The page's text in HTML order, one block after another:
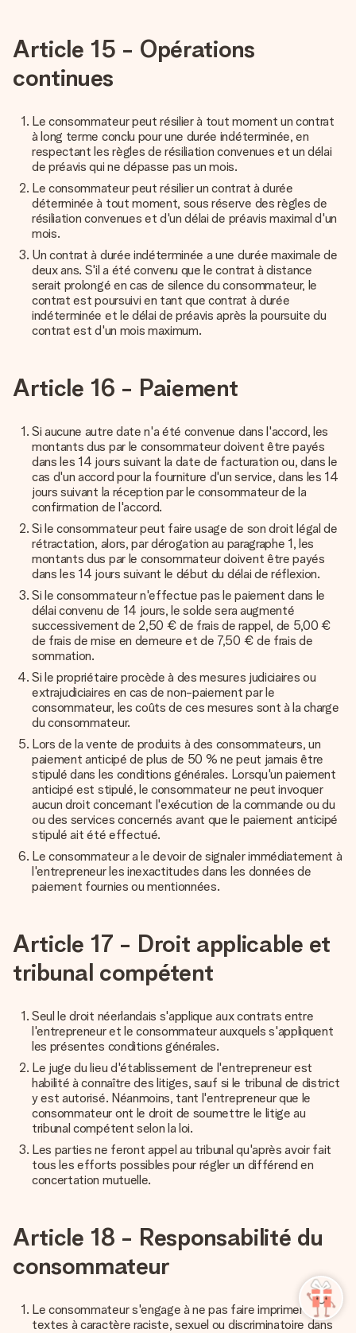
Article 15 - Opérations
continues
Le consommateur peut résilier à tout moment un contrat
à long terme conclu pour une durée indéterminée, en
respectant les règles de résiliation convenues et un délai
de préavis qui ne dépasse pas un mois.
Le consommateur peut résilier un contrat à durée
déterminée à tout moment, sous réserve des règles de
résiliation convenues et d'un délai de préavis maximal d'un
mois.
Un contrat à durée indéterminée a une durée maximale de
deux ans. S'il a été convenu que le contrat à distance
serait prolongé en cas de silence du consommateur, le
contrat est poursuivi en tant que contrat à durée
indéterminée et le délai de préavis après la poursuite du
contrat est d'un mois maximum.
Article 16 - Paiement
Si aucune autre date n'a été convenue dans l'accord, les
montants dus par le consommateur doivent être payés
dans les 14 jours suivant la date de facturation ou, dans le
cas d'un accord pour la fourniture d'un service, dans les 14
jours suivant la réception par le consommateur de la
confirmation de l'accord.
Si le consommateur peut faire usage de son droit légal de
rétractation, alors, par dérogation au paragraphe 1, les
montants dus par le consommateur doivent être payés
dans les 14 jours suivant le début du délai de réflexion.
Si le consommateur n'effectue pas le paiement dans le
délai convenu de 14 jours, le solde sera augmenté
successivement de 2,50 € de frais de rappel, de 5,00 €
de frais de mise en demeure et de 7,50 € de frais de
sommation.
Si le propriétaire procède à des mesures judiciaires ou
extrajudiciaires en cas de non-paiement par le
consommateur, les coûts de ces mesures sont à la charge
du consommateur.
Lors de la vente de produits à des consommateurs, un
paiement anticipé de plus de 50 % ne peut jamais être
stipulé dans les conditions générales. Lorsqu'un paiement
anticipé est stipulé, le consommateur ne peut invoquer
aucun droit concernant l'exécution de la commande ou du
ou des services concernés avant que le paiement anticipé
stipulé ait été effectué.
Le consommateur a le devoir de signaler immédiatement à
l'entrepreneur les inexactitudes dans les données de
paiement fournies ou mentionnées.
Article 17 - Droit applicable et
tribunal compétent
Seul le droit néerlandais s'applique aux contrats entre
l'entrepreneur et le consommateur auxquels s'appliquent
les présentes conditions générales.
Le juge du lieu d'établissement de l'entrepreneur est
habilité à connaître des litiges, sauf si le tribunal de district
y est autorisé. Néanmoins, tant l'entrepreneur que le
consommateur ont le droit de soumettre le litige au
tribunal compétent selon la loi.
Les parties ne feront appel au tribunal qu'après avoir fait
tous les efforts possibles pour régler un différend en
concertation mutuelle.
Article 18 - Responsabilité du
consommateur
Le consommateur s'engage à ne pas faire imprimer de
textes à caractère raciste, sexuel ou discriminatoire dans